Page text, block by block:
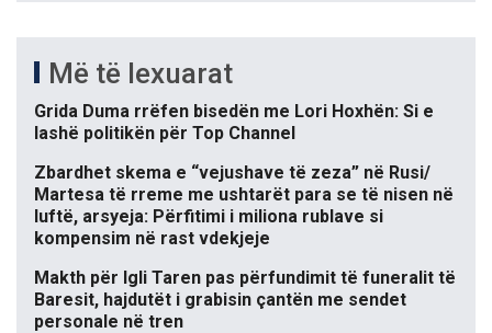
Më të lexuarat
Grida Duma rrëfen bisedën me Lori Hoxhën: Si e
lashë politikën për Top Channel
Zbardhet skema e “vejushave të zeza” në Rusi/
Martesa të rreme me ushtarët para se të nisen në
luftë, arsyeja: Përfitimi i miliona rublave si
kompensim në rast vdekjeje
Makth për Igli Taren pas përfundimit të funeralit të
Baresit, hajdutët i grabisin çantën me sendet
personale në tren